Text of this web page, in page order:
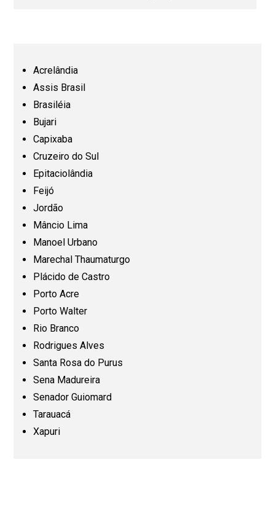
Paraíba (PB)
Paraná (PR)
Acrelândia
Assis Brasil
Brasiléia
Bujari
Capixaba
Cruzeiro do Sul
Epitaciolândia
Feijó
Jordão
Mâncio Lima
Manoel Urbano
Marechal Thaumaturgo
Plácido de Castro
Porto Acre
Porto Walter
Rio Branco
Rodrigues Alves
Santa Rosa do Purus
Sena Madureira
Senador Guiomard
Tarauacá
Xapuri